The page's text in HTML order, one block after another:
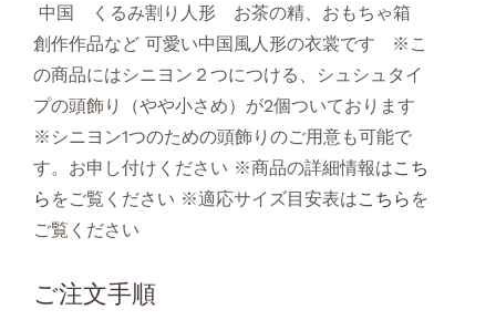
中国 くるみ割り人形 お茶の精、おもちゃ箱
創作作品など 可愛い中国風人形の衣裳です ※こ
の商品にはシニヨン２つにつける、シュシュタイ
プの頭飾り（やや小さめ）が2個ついております
※シニヨン1つのための頭飾りのご用意も可能で
す。お申し付けください ※商品の詳細情報はこち
ら をご覧ください ※適応サイズ目安表はこちら を
ご覧ください
ご注文手順